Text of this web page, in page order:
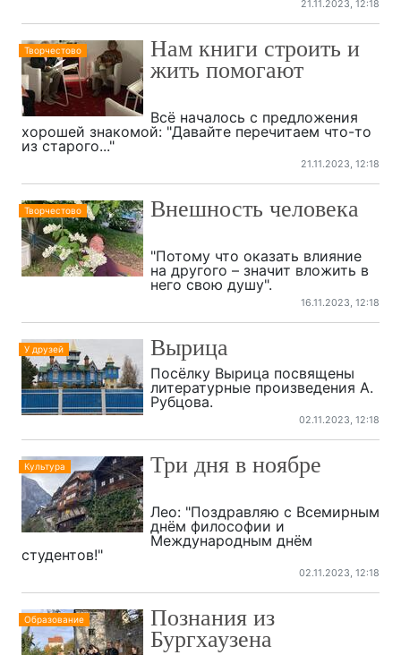
21.11.2023, 12:18
Творчестово
Нам книги строить и
жить помогают
Всё началось с предложения
хорошей знакомой: "Давайте перечитаем что-то
из старого..."
21.11.2023, 12:18
Творчестово Внешность человека
"Потому что оказать влияние
на другого – значит вложить в
него свою душу".
16.11.2023, 12:18
У друзей Вырица
Посёлку Вырица посвящены
литературные произведения А.
Рубцова.
02.11.2023, 12:18
Культура Три дня в ноябре
Лео: "Поздравляю с Всемирным
днём философии и
Международным днём
студентов!"
02.11.2023, 12:18
Образование
Познания из
Бургхаузена